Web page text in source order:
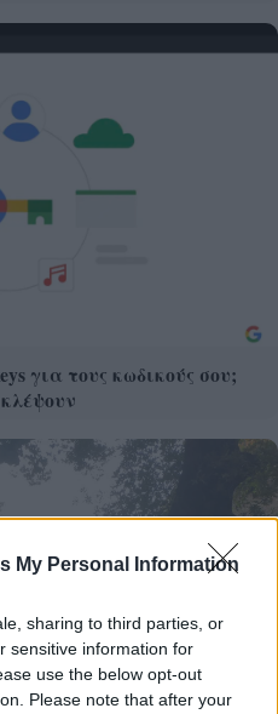
My Personal Information
sharing to third parties, or
sensitive information for
use the below opt-out
Please note that after your
για τους κωδικούς σου;